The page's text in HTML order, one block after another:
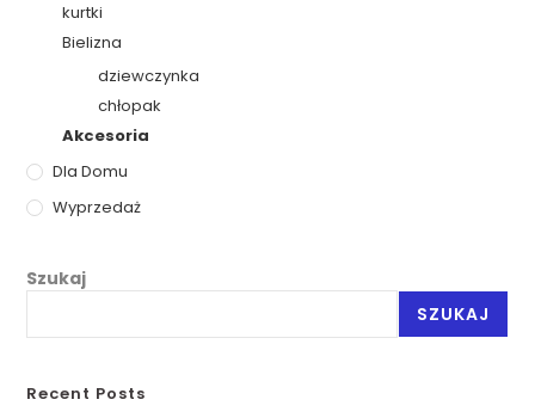
kurtki
Bielizna
dziewczynka
chłopak
Akcesoria
Dla Domu
Wyprzedaż
Szukaj
SZUKAJ
Recent Posts